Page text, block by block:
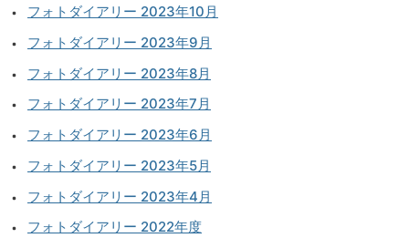
フォトダイアリー 2023年10月
フォトダイアリー 2023年9月
フォトダイアリー 2023年8月
フォトダイアリー 2023年7月
フォトダイアリー 2023年6月
フォトダイアリー 2023年5月
フォトダイアリー 2023年4月
フォトダイアリー 2022年度